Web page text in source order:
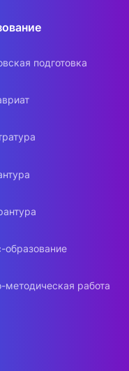
подготовка
образование
методическая работа